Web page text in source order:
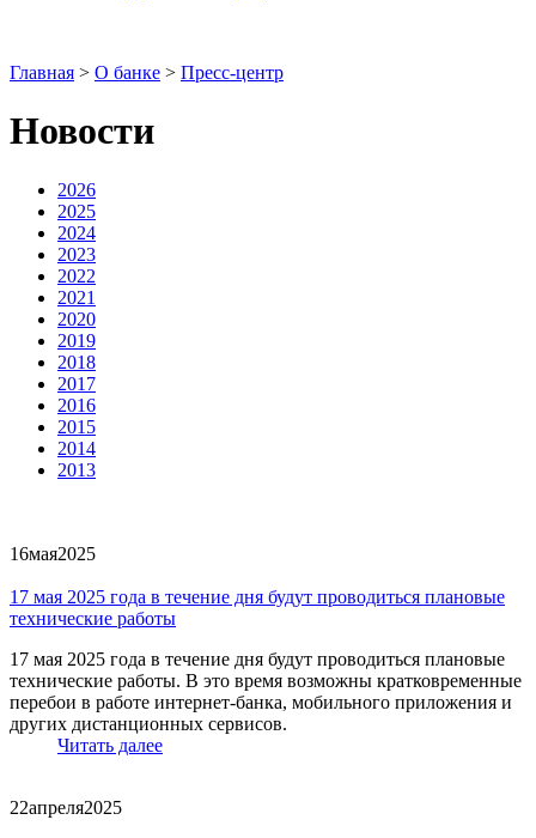
Главная > О банке > Пресс-центр
Новости
2026
2025
2024
2023
2022
2021
2020
2019
2018
2017
2016
2015
2014
2013
16мая2025
17 мая 2025 года в течение дня будут проводиться плановые
технические работы
17 мая 2025 года в течение дня будут проводиться плановые
технические работы. В это время возможны кратковременные
перебои в работе интернет-банка, мобильного приложения и
других дистанционных сервисов.
Читать далее
22апреля2025